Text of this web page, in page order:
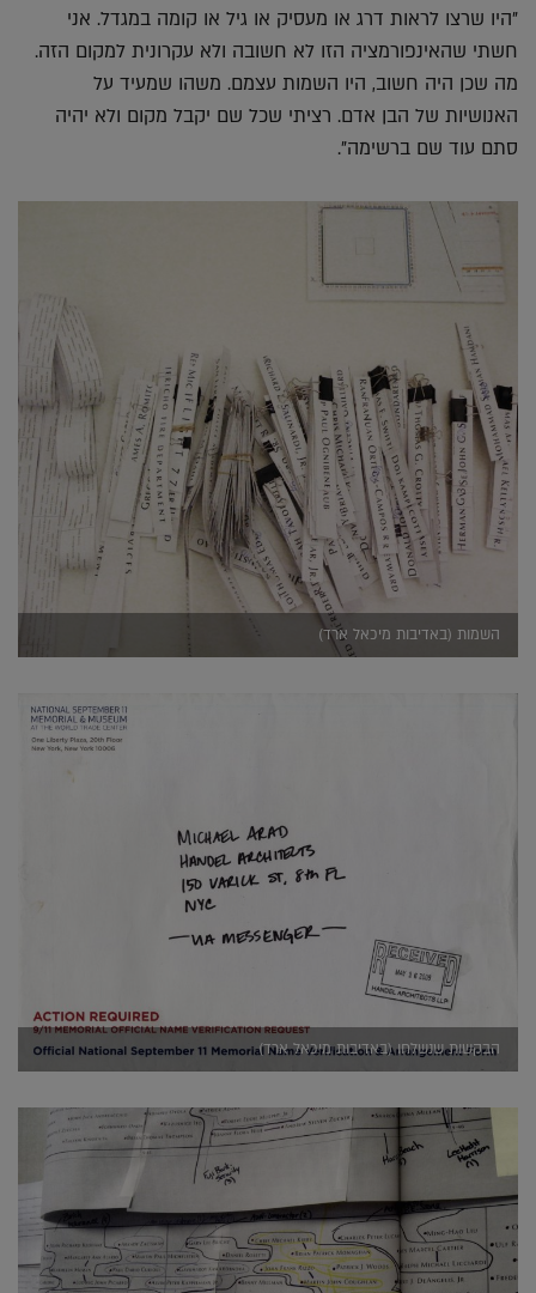
"היו שרצו לראות דרג או מעסיק או גיל או קומה במגדל. אני
חשתי שהאינפורמציה הזו לא חשובה ולא עקרונית למקום הזה.
מה שכן היה חשוב, היו השמות עצמם. משהו שמעיד על
האנושיות של הבן אדם. רציתי שכל שם יקבל מקום ולא יהיה
סתם עוד שם ברשימה".
השמות (באדיבות מיכאל ארד)
הבקשות שנשלחו (באדיבות מיכאל ארד)